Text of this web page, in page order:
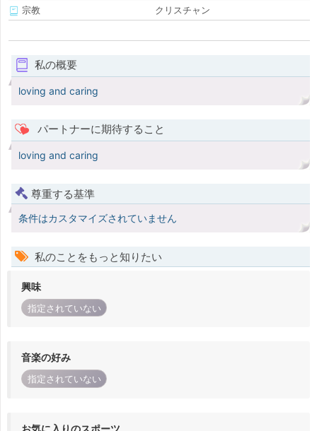
宗教
クリスチャン
私の概要
loving and caring
パートナーに期待すること
loving and caring
尊重する基準
条件はカスタマイズされていません
私のことをもっと知りたい
興味
指定されていない
音楽の好み
指定されていない
お気に入りのスポーツ